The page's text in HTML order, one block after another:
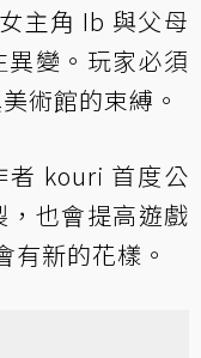
主角 Ib 與父母
變。玩家必須
術館的束縛。
者 kouri 首度公
也會提高遊戲
有新的花樣。